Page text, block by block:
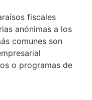
fiscales
anónimas a los
comunes son
o programas de